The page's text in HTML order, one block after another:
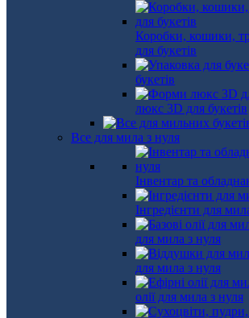
Коробки, кошики,
для букетів
букетів
люкс 3D для букетів
Все для мила з нуля
Інвентар та
Інгредієнти для
для мила з нуля
для мила з нуля
олії для мила з нуля